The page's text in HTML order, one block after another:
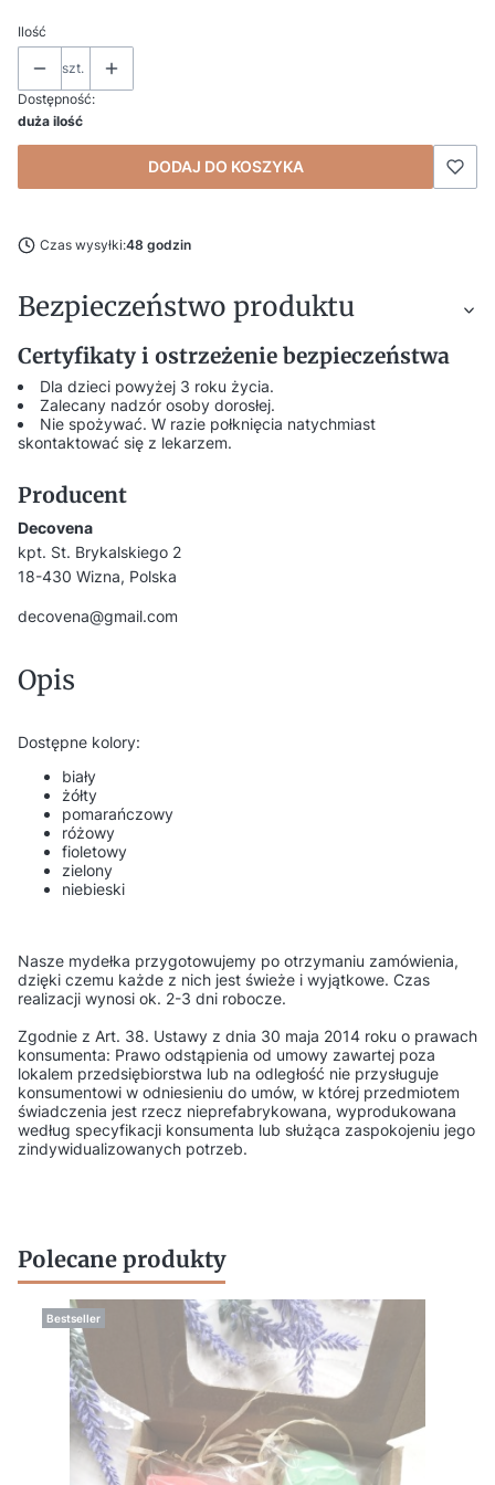
Ilość
szt.
Dostępność:
duża ilość
DODAJ DO KOSZYKA
Czas wysyłki:48 godzin
Bezpieczeństwo produktu
Certyfikaty i ostrzeżenie bezpieczeństwa
Dla dzieci powyżej 3 roku życia.
Zalecany nadzór osoby dorosłej.
Nie spożywać. W razie połknięcia natychmiast
skontaktować się z lekarzem.
Producent
Decovena
kpt. St. Brykalskiego 2
18-430 Wizna, Polska
decovena@gmail.com
Opis
Dostępne kolory:
biały
żółty
pomarańczowy
różowy
fioletowy
zielony
niebieski
Nasze mydełka przygotowujemy po otrzymaniu zamówienia,
dzięki czemu każde z nich jest świeże i wyjątkowe. Czas
realizacji wynosi ok. 2-3 dni robocze.
Zgodnie z Art. 38. Ustawy z dnia 30 maja 2014 roku o prawach
konsumenta: Prawo odstąpienia od umowy zawartej poza
lokalem przedsiębiorstwa lub na odległość nie przysługuje
konsumentowi w odniesieniu do umów, w której przedmiotem
świadczenia jest rzecz nieprefabrykowana, wyprodukowana
według specyfikacji konsumenta lub służąca zaspokojeniu jego
zindywidualizowanych potrzeb.
Polecane produkty
Bestseller